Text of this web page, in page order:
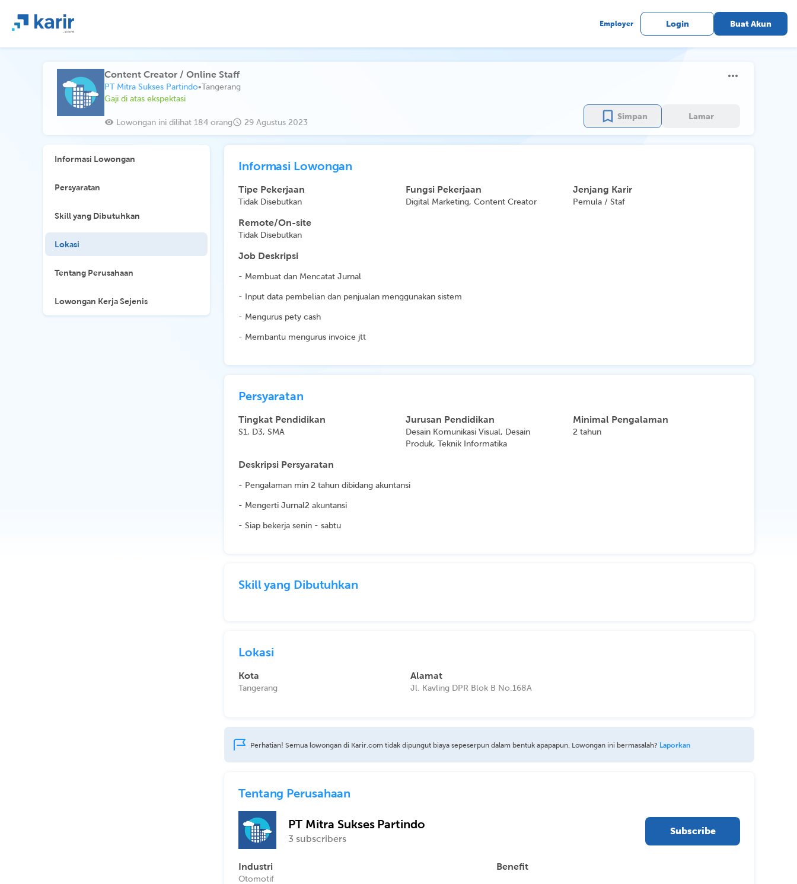
Employer Login Buat Akun
Content Creator / Online Staff
PT Mitra Sukses Partindo•Tangerang
Gaji di atas ekspektasi
Lowongan ini dilihat 184 orang 29 Agustus 2023
Simpan Lamar
Informasi Lowongan
Persyaratan
Skill yang Dibutuhkan
Lokasi
Tentang Perusahaan
Lowongan Kerja Sejenis
Informasi Lowongan
Tipe Pekerjaan
Tidak Disebutkan
Remote/On-site
Tidak Disebutkan
Fungsi Pekerjaan
Digital Marketing, Content Creator
Jenjang Karir
Pemula / Staf
Job Deskripsi
- Membuat dan Mencatat Jurnal
- Input data pembelian dan penjualan menggunakan sistem
- Mengurus pety cash
- Membantu mengurus invoice jtt
Persyaratan
Tingkat Pendidikan
S1, D3, SMA
Jurusan Pendidikan
Desain Komunikasi Visual, Desain
Produk, Teknik Informatika
Minimal Pengalaman
2 tahun
Deskripsi Persyaratan
- Pengalaman min 2 tahun dibidang akuntansi
- Mengerti Jurnal2 akuntansi
- Siap bekerja senin - sabtu
Skill yang Dibutuhkan
Lokasi
Kota
Tangerang
Alamat
Jl. Kavling DPR Blok B No.168A
Perhatian! Semua lowongan di Karir.com tidak dipungut biaya sepeserpun dalam bentuk apapapun. Lowongan ini bermasalah? Laporkan
Tentang Perusahaan
PT Mitra Sukses Partindo
3 subscribers
Subscribe
Industri
Otomotif
Benefit